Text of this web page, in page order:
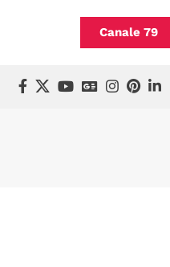
Canale 79